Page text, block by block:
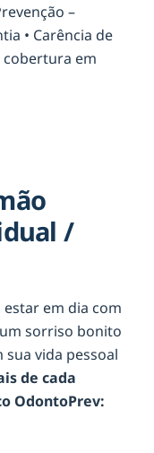
–
• Carência de
cobertura em
/
em dia com
sorriso bonito
vida pessoal
de cada
OdontoPrev: